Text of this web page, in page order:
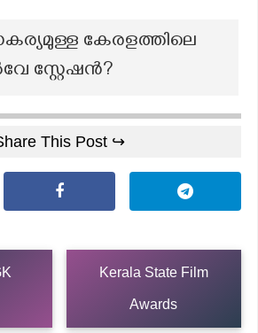
കേരളത്തിലെ
സ്റ്റേഷന്‍?
This Post ↪
Kerala State Film
Awards